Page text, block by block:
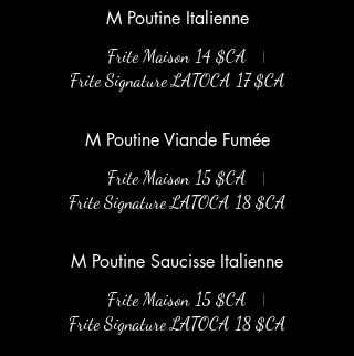
M Poutine Italienne
Frite Maison 14 $CA
Frite Signature LATOCA 17 $CA
M Poutine Viande Fumée
Frite Maison 15 $CA
Frite Signature LATOCA 18 $CA
M Poutine Saucisse Italienne
Frite Maison 15 $CA
Frite Signature LATOCA 18 $CA